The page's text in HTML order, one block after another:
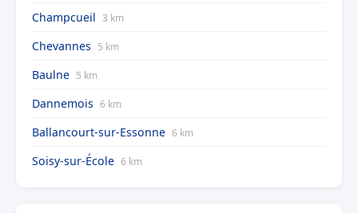
Champcueil 3 km
Chevannes 5 km
Baulne 5 km
Dannemois 6 km
Ballancourt-sur-Essonne 6 km
Soisy-sur-École 6 km